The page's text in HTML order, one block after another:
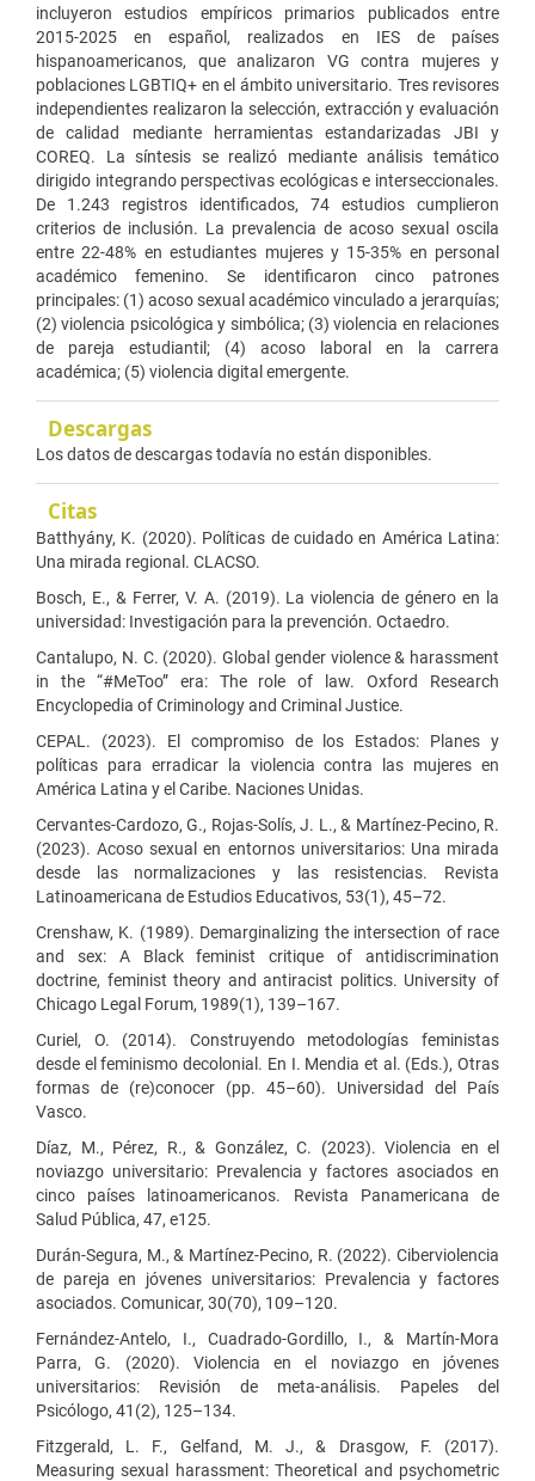
incluyeron estudios empíricos primarios publicados entre
2015-2025 en español, realizados en IES de países
hispanoamericanos, que analizaron VG contra mujeres y
poblaciones LGBTIQ+ en el ámbito universitario. Tres revisores
independientes realizaron la selección, extracción y evaluación
de calidad mediante herramientas estandarizadas JBI y
COREQ. La síntesis se realizó mediante análisis temático
dirigido integrando perspectivas ecológicas e interseccionales.
De 1.243 registros identificados, 74 estudios cumplieron
criterios de inclusión. La prevalencia de acoso sexual oscila
entre 22-48% en estudiantes mujeres y 15-35% en personal
académico femenino. Se identificaron cinco patrones
principales: (1) acoso sexual académico vinculado a jerarquías;
(2) violencia psicológica y simbólica; (3) violencia en relaciones
de pareja estudiantil; (4) acoso laboral en la carrera
académica; (5) violencia digital emergente.
Descargas
Los datos de descargas todavía no están disponibles.
Citas
Batthyány, K. (2020). Políticas de cuidado en América Latina:
Una mirada regional. CLACSO.
Bosch, E., & Ferrer, V. A. (2019). La violencia de género en la
universidad: Investigación para la prevención. Octaedro.
Cantalupo, N. C. (2020). Global gender violence & harassment
in the “#MeToo” era: The role of law. Oxford Research
Encyclopedia of Criminology and Criminal Justice.
CEPAL. (2023). El compromiso de los Estados: Planes y
políticas para erradicar la violencia contra las mujeres en
América Latina y el Caribe. Naciones Unidas.
Cervantes-Cardozo, G., Rojas-Solís, J. L., & Martínez-Pecino, R.
(2023). Acoso sexual en entornos universitarios: Una mirada
desde las normalizaciones y las resistencias. Revista
Latinoamericana de Estudios Educativos, 53(1), 45–72.
Crenshaw, K. (1989). Demarginalizing the intersection of race
and sex: A Black feminist critique of antidiscrimination
doctrine, feminist theory and antiracist politics. University of
Chicago Legal Forum, 1989(1), 139–167.
Curiel, O. (2014). Construyendo metodologías feministas
desde el feminismo decolonial. En I. Mendia et al. (Eds.), Otras
formas de (re)conocer (pp. 45–60). Universidad del País
Vasco.
Díaz, M., Pérez, R., & González, C. (2023). Violencia en el
noviazgo universitario: Prevalencia y factores asociados en
cinco países latinoamericanos. Revista Panamericana de
Salud Pública, 47, e125.
Durán-Segura, M., & Martínez-Pecino, R. (2022). Ciberviolencia
de pareja en jóvenes universitarios: Prevalencia y factores
asociados. Comunicar, 30(70), 109–120.
Fernández-Antelo, I., Cuadrado-Gordillo, I., & Martín-Mora
Parra, G. (2020). Violencia en el noviazgo en jóvenes
universitarios: Revisión de meta-análisis. Papeles del
Psicólogo, 41(2), 125–134.
Fitzgerald, L. F., Gelfand, M. J., & Drasgow, F. (2017).
Measuring sexual harassment: Theoretical and psychometric